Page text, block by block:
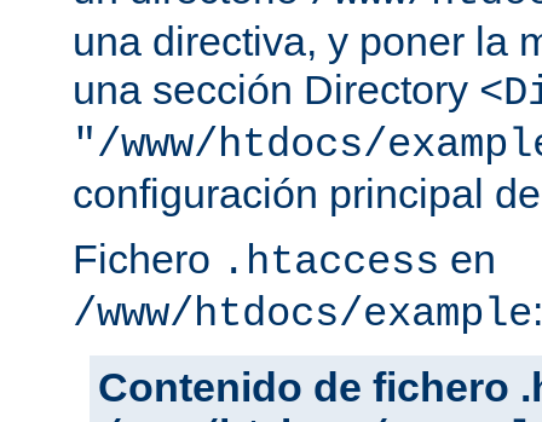
una directiva, y poner la
una sección Directory
"/www/htdocs/
configuración principal
Fichero .htaccess en
/www/htdocs/example:
Contenido de fichero